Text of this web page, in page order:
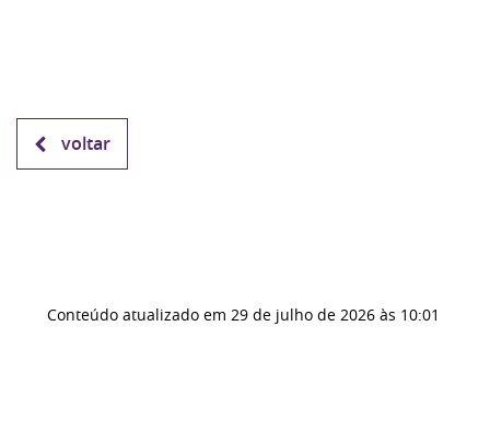
voltar
Conteúdo atualizado em 29 de julho de 2026 às 10:01